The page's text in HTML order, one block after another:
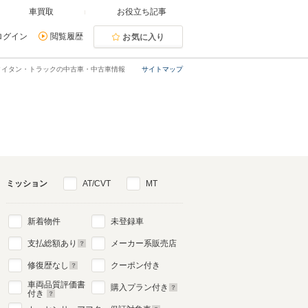
車買取 お役立ち記事
グイン 閲覧履歴 お気に入り
サイトマップ
イタン・トラックの中古車・中古車情報
ミッション AT/CVT MT
新着物件
支払総額あり
修復歴なし
車両品質評価書
付き
未登録車
メーカー系販売店
クーポン付き
購入プラン付き